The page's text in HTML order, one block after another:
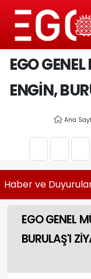
EGO
ENGİN,
Ana
Haber ve
EGO GENEL
BURULAŞ'I